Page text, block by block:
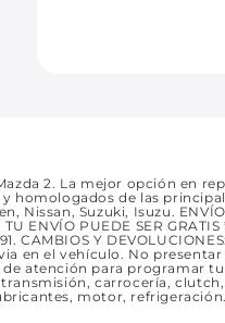
2. La mejor opción en
homologados de las
Nissan, Suzuki, Isuzu.
ENVÍO PUEDE SER
CAMBIOS Y
en el vehículo. No
atención para programar
carrocería,
motor, refrigeración.